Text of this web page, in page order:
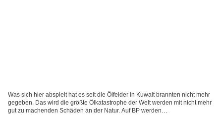
Was sich hier abspielt hat es seit die Ölfelder in Kuwait brannten nicht mehr
gegeben. Das wird die größte Ölkatastrophe der Welt werden mit nicht mehr
gut zu machenden Schäden an der Natur. Auf BP werden